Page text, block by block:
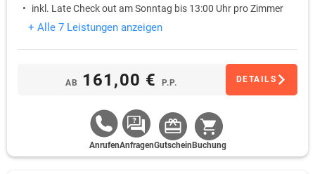
inkl. Late Check out am Sonntag bis 13:00 Uhr pro Zimmer
+ Alle 7 Leistungen anzeigen
AB 161,00 € P.P. DETAILS
AnrufenAnfragenGutschein Buchung